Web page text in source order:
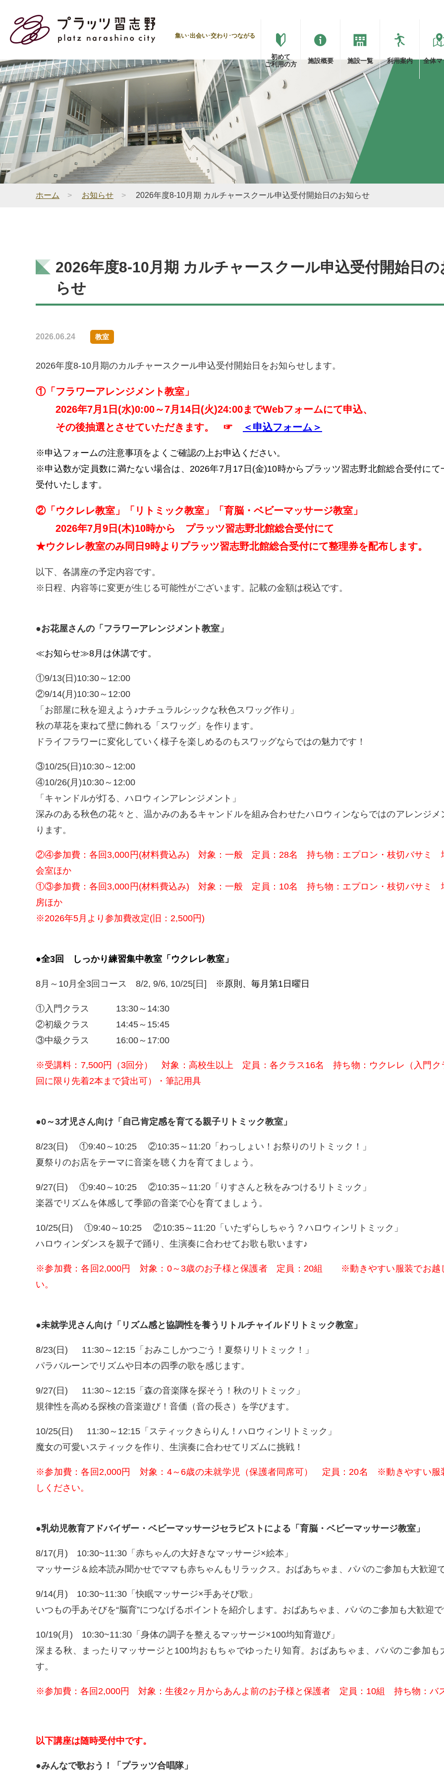
集い･出会い･交わり･つながる
初めて
ご利用の方
施設概要 施設一覧 利用案内 全体マ
ホーム > お知らせ > 2026年度8-10月期 カルチャースクール申込受付開始日のお知らせ
2026年度8-10月期 カルチャースクール申込受付開始日の
らせ
2026.06.24 教室
2026年度8-10月期のカルチャースクール申込受付開始日をお知らせします。
①「フラワーアレンジメント教室」
2026年7月1日(水)0:00～7月14日(火)24:00までWebフォームにて申込、
その後抽選とさせていただきます。 ☞ ＜申込フォーム＞
※申込フォームの注意事項をよくご確認の上お申込ください。
※申込数が定員数に満たない場合は、2026年7月17日(金)10時からプラッツ習志野北館総合受付にて
受付いたします。
②「ウクレレ教室」
「リトミック教室」「育脳・ベビーマッサージ教室」
2026年7月9日(木)10時から プラッツ習志野北館総合受付にて
★ウクレレ教室のみ同日9時よりプラッツ習志野北館総合受付にて整理券を配布します。
以下、各講座の予定内容です。
※日程、内容等に変更が生じる可能性がございます。記載の金額は税込です。
●お花屋さんの「フラワーアレンジメント教室」
≪お知らせ≫8月は休講です。
①9/13(日)10:30～12:00
②9/14(月)10:30～12:00
「お部屋に秋を迎えよう♪ナチュラルシックな秋色スワッグ作り」
秋の草花を束ねて壁に飾れる「スワッグ」を作ります。
ドライフラワーに変化していく様子を楽しめるのもスワッグならではの魅力です！
③10/25(日)10:30～12:00
④10/26(月)10:30～12:00
「キャンドルが灯る、ハロウィンアレンジメント」
深みのある秋色の花々と、温かみのあるキャンドルを組み合わせたハロウィンならではのアレンジメ
ります。
②④参加費：各回3,000円(材料費込み) 対象：一般 定員：28名 持ち物：エプロン・枝切バサミ
会室ほか
①③参加費：各回3,000円(材料費込み) 対象：一般 定員：10名 持ち物：エプロン・枝切バサミ
房ほか
※2026年5月より参加費改定(旧：2,500円)
●全3回 しっかり練習集中教室「ウクレレ教室」
8月～10月全3回コース 8/2, 9/6, 10/25[日] ※原則、毎⽉第1日曜⽇
①入門クラス 13:30～14:30
②初級クラス 14:45～15:45
③中級クラス 16:00～17:00
※受講料：7,500円（3回分） 対象：高校生以上 定員：各クラス16名 持ち物：ウクレレ（入門ク
回に限り先着2本まで貸出可）・筆記用具
●0～3才児さん向け「自己肯定感を育てる親子リトミック教室」
8/23(日) ①9:40～10:25 ②10:35～11:20「わっしょい！お祭りのリトミック！」
夏祭りのお店をテーマに音楽を聴く力を育てましょう。
9/27(日) ①9:40～10:25 ②10:35～11:20「りすさんと秋をみつけるリトミック」
楽器でリズムを体感して季節の音楽で心を育てましょう。
10/25(日) ①9:40～10:25 ②10:35～11:20「いたずらしちゃう？ハロウィンリトミック」
ハロウィンダンスを親子で踊り、生演奏に合わせてお歌も歌います♪
※参加費：各回2,000円 対象：0～3歳のお子様と保護者 定員：20組 ※動きやすい服装でお越
い。
●未就学児さん向け「リズム感と協調性を養うリトルチャイルドリトミック教室」
8/23(日) 11:30～12:15「おみこしかつごう！夏祭りリトミック！」
パラバルーンでリズムや日本の四季の歌を感じます。
9/27(日) 11:30～12:15「森の音楽隊を探そう！秋のリトミック」
規律性を高める探検の音楽遊び！音価（音の長さ）を学びます。
10/25(日) 11:30～12:15「スティックきらりん！ハロウィンリトミック」
魔女の可愛いスティックを作り、生演奏に合わせてリズムに挑戦！
※参加費：各回2,000円 対象：4～6歳の未就学児（保護者同席可） 定員：20名 ※動きやすい服
しください。
●乳幼児教育アドバイザー・ベビーマッサージセラピストによる「育脳・ベビーマッサージ教室」
8/17(月) 10:30~11:30「赤ちゃんの大好きなマッサージ×絵本」
マッサージ＆絵本読み聞かせでママも赤ちゃんもリラックス。おばあちゃま、パパのご参加も大歓迎
9/14(月) 10:30~11:30「快眠マッサージ×手あそび歌」
いつもの手あそびを“脳育”につなげるポイントを紹介します。おばあちゃま、パパのご参加も大歓迎
10/19(月) 10:30~11:30「身体の調子を整えるマッサージ×100均知育遊び」
深まる秋、まったりマッサージと100均おもちゃでゆったり知育。おばあちゃま、パパのご参加も
す。
※参加費：各回2,000円 対象：生後2ヶ月からあんよ前のお子様と保護者 定員：10組 持ち物：バ
以下講座は随時受付中です。
●みんなで歌おう！「プラッツ合唱隊」